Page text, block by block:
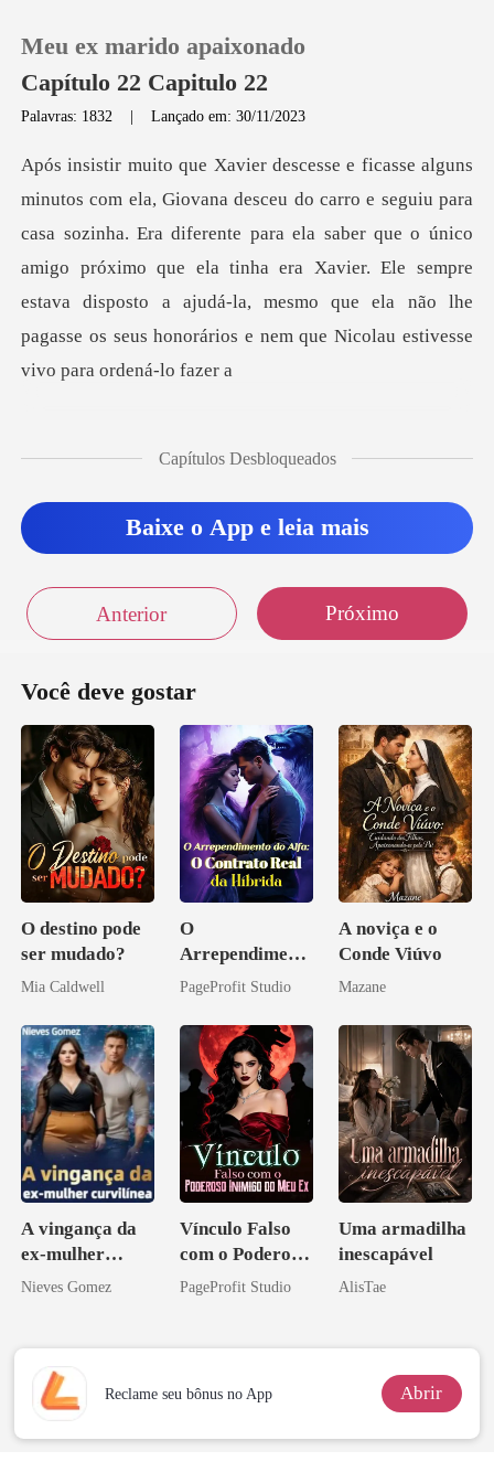
0
Loja
Meu ex marido apaixonado
Capítulo 22 Capitulo 22
Palavras: 1832 |Lançado em: 30/11/2023
sozinha. Era diferente para ela saber que o único
amigo próximo que ela tinha era Xavier. Ele sempre
estava dispost
Capítulos Desbloqueados
Baixe o App e leia mais
Anterior Próximo
Você deve gostar
O destino pode
ser mudado?
Mia Caldwell
O
Arrependiment
o do Alfa: O
da Híbrida
PageProfit Studio
A noviça e o
Conde Viúvo
Mazane
A vingança da
ex-mulher
curvilínea
Nieves Gomez
Vínculo Falso
com o Poderoso
Inimigo do Meu
PageProfit Studio
Uma armadilha
inescapável
AlisTae
Reclame seu bônus no App Abrir